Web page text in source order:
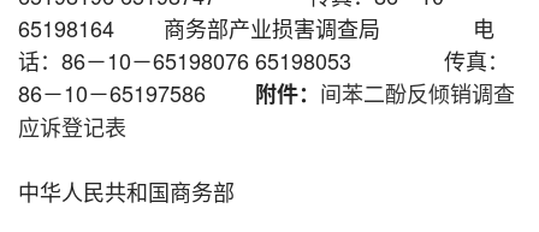
65198164 商务部产业损害调查局 电
话：86－10－65198076 65198053 传真：
86－10－65197586 附件： 间苯二酚反倾销调查
应诉登记表
中华人民共和国商务部